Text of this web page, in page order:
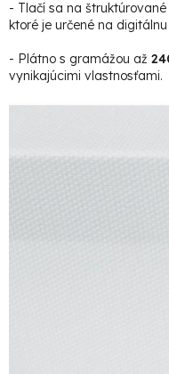
- Tlačí sa na štruktúrované
ktoré je určené na
- Plátno s gramážou až
vynikajúcimi vlastnosťami.